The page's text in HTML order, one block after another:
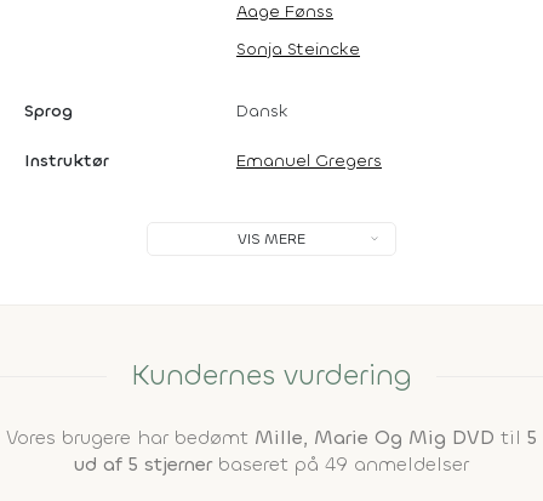
Aage Fønss
Sonja Steincke
Sprog Dansk
Instruktør Emanuel Gregers
VIS MERE
Kundernes vurdering
Vores brugere har bedømt Mille, Marie Og Mig DVD til 5
ud af 5 stjernerbaseret på 49 anmeldelser